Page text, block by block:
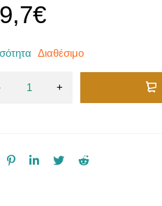
€
Διαθέσιμο